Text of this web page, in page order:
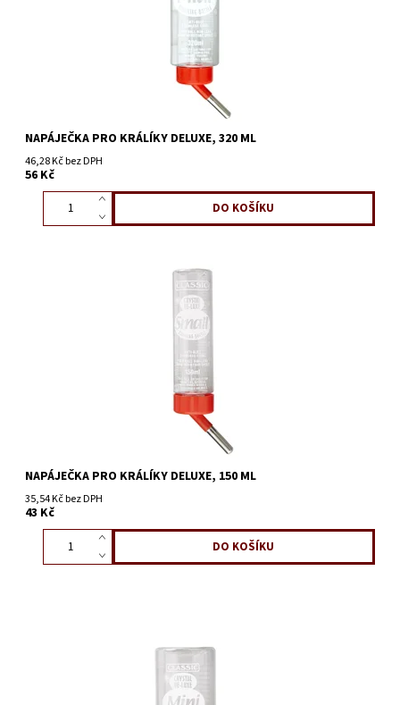
NAPÁJEČKA PRO KRÁLÍKY DELUXE, 320 ML
46,28 Kč bez DPH
56 Kč
NAPÁJEČKA PRO KRÁLÍKY DELUXE, 150 ML
35,54 Kč bez DPH
43 Kč